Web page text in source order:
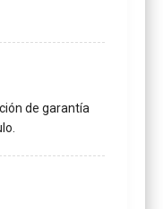
de garantía